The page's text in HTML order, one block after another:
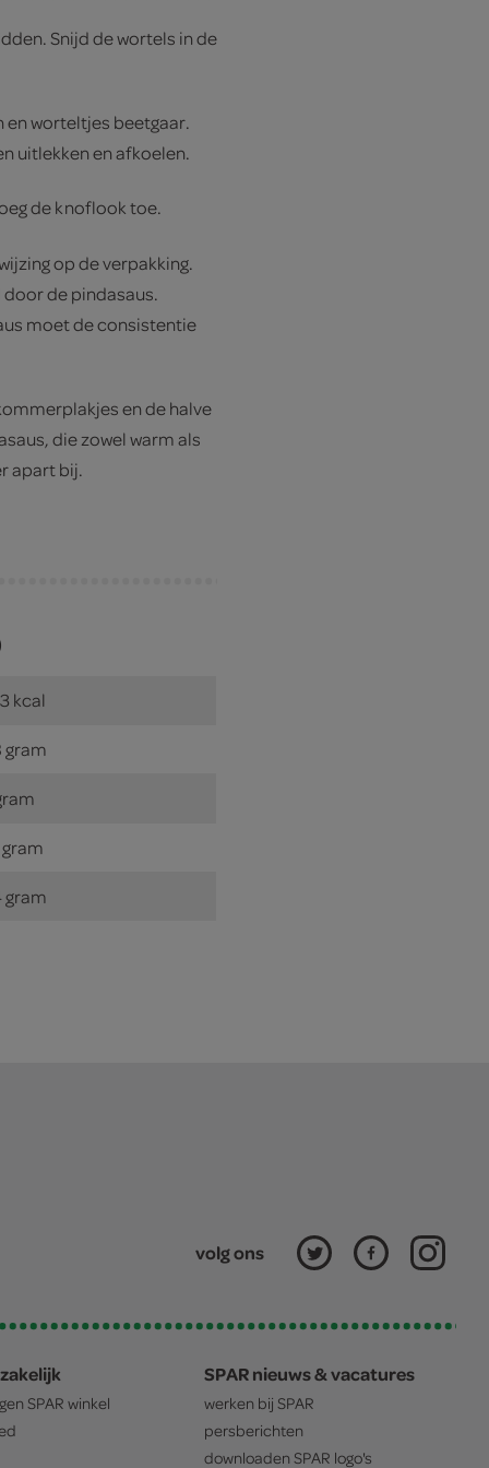
Snijd de wortels in de
worteltjes beetgaar.
uitlekken en afkoelen.
de knoflook toe.
op de verpakking.
de pindasaus.
moet de consistentie
en de halve
die zowel warm als
apart bij.
kcal
gram
gram
gram
volg ons
SPAR winkel
SPAR nieuws & vacatures
werken bij SPAR
persberichten
downloaden SPAR logo's